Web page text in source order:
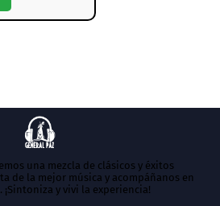
una mezcla de clásicos y éxitos
de la mejor música y acompáñanos en
¡Sintoniza y vivi la experiencia!